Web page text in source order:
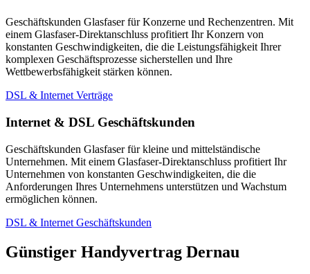
Geschäftskunden Glasfaser für Konzerne und Rechenzentren. Mit
einem Glasfaser-Direktanschluss profitiert Ihr Konzern von
konstanten Geschwindigkeiten, die die Leistungsfähigkeit Ihrer
komplexen Geschäftsprozesse sicherstellen und Ihre
Wettbewerbsfähigkeit stärken können.
DSL & Internet Verträge
Internet & DSL Geschäftskunden
Geschäftskunden Glasfaser für kleine und mittelständische
Unternehmen. Mit einem Glasfaser-Direktanschluss profitiert Ihr
Unternehmen von konstanten Geschwindigkeiten, die die
Anforderungen Ihres Unternehmens unterstützen und Wachstum
ermöglichen können.
DSL & Internet Geschäftskunden
Günstiger Handyvertrag Dernau